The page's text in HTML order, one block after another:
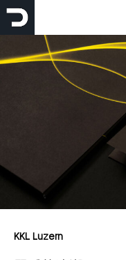
跳
要
KKL Luzern